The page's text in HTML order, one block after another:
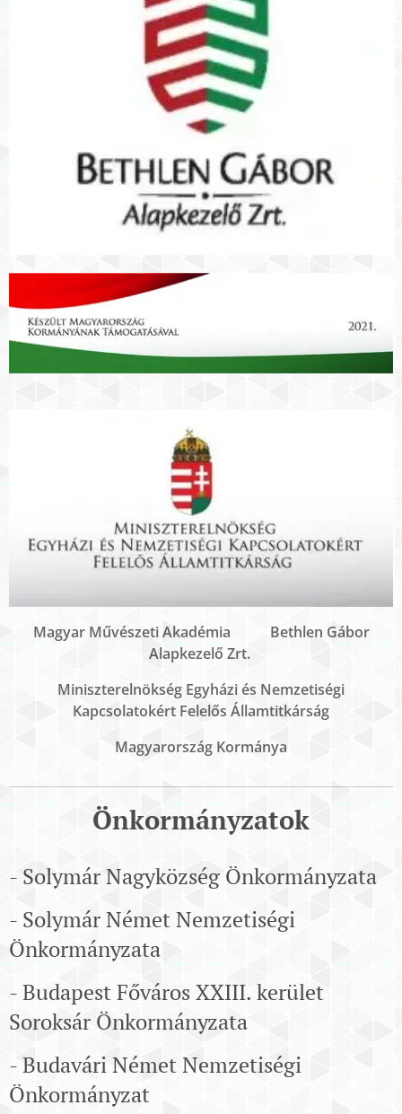
Magyar Művészeti Akadémia Bethlen Gábor
Alapkezelő Zrt.
Miniszterelnökség Egyházi és Nemzetiségi
Kapcsolatokért Felelős Államtitkárság
Magyarország Kormánya
Önkormányzatok
- Solymár Nagyközség Önkormányzata
- Solymár Német Nemzetiségi
Önkormányzata
- Budapest Főváros XXIII. kerület
Soroksár Önkormányzata
- Budavári Német Nemzetiségi
Önkormányzat